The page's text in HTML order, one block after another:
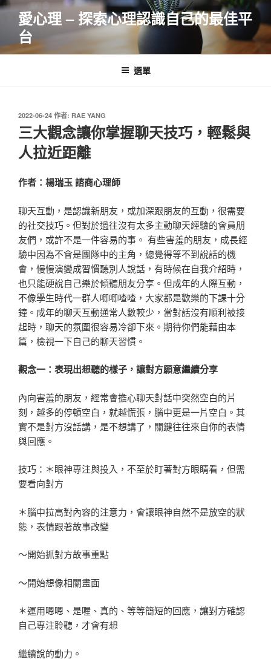
跳
要
愛心理 – 探索心理認識自己的最佳平
台
選單
發
佈
於
2022-06-24 作者: RAE YANG
三大觀念讓你掌握聊天技巧，輕鬆與
人拉近距離
作者：楊瑞玉 諮商心理師
聊天互動，是認識新朋友，或加深跟朋友的互動，很需要
的社交技巧。但對於過往沒有太多主動聊天經驗的會員朋
友們，或許不是一件容易的事。 有些害羞的朋友，成長經
驗中因為不會是團隊中的主角，總覺得等不到說話的機
會，慢慢演變成習慣聽別人說話，有時候在自我介紹時，
也只能硬說自己樂於傾聽朋友分享。但成年的人際互動，
不像學生時代一群人唧唧喳喳，大家都是歡樂的下課十分
鐘。成年的聊天互動通常人數較少，當對話沒有順利被接
起時，聊天的氛圍很容易冷卻下來。期待你們能藉由本
篇，檢視一下自己的聊天習慣。
觀念一：表現出想聽的樣子，讓對方願意繼續分享
內向害羞的朋友，經常會擔心聊天對話中突然空白的片
刻，越多的停頓空白，就越慌張，腦中更是一片空白。其
實不是對方沒話講，是不想講了，關鍵往往來自你的表情
與回應。
技巧：＊眼神專注與投入，不至於盯著對方眼睛看，但需
要看向對方
＊腦中拉高對內容的注意力，會讓眼神自然不是放空的狀
態，表情跟著故事改變
～開始抓對方故事重點
～開始想像相關畫面
＊運用嗯嗯、是喔、真的、等等簡短的回應，讓對方確認
自己專注聆聽，才會有想
繼續說的動力。